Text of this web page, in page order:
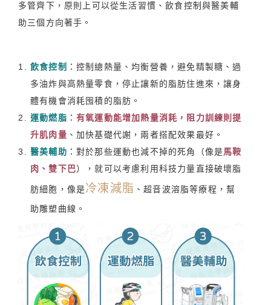
多管齊下，原則上可以從生活習慣、飲食控制與醫美輔
助三個方向著手。
飲食控制
：控制總熱量、均衡營養，避免精製糖、過
多油炸與高熱量零食，停止讓新的脂肪住進來，讓身
體有機會消耗囤積的脂肪。
運動燃脂 ：有氧運動能增加熱量消耗，阻力訓練則提
升肌肉量 、加快基礎代謝，兩者搭配效果最好。
醫美輔助 ：對於那些運動也減不掉的死角（像是馬鞍
肉、雙下巴），就可以考慮利用科技力量直接破壞脂
肪細胞，像是冷凍減脂 、超音波溶脂等療程，幫
助雕塑曲線。